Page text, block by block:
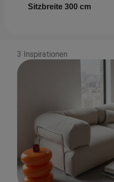
Sitzbreite 300 cm
3 Inspirationen